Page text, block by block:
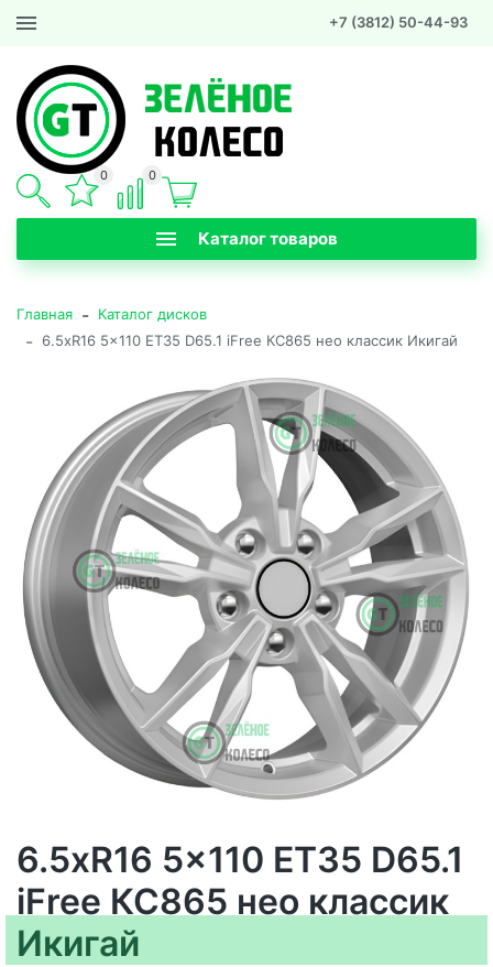
+7 (3812) 50-44-93
Каталог товаров
0 0
Главная - Каталог дисков
- 6.5xR16 5x110 ET35 D65.1 iFree КС865 нео классик Икигай
6.5xR16 5x110 ET35 D65.1
iFree КС865 нео классик
Икигай